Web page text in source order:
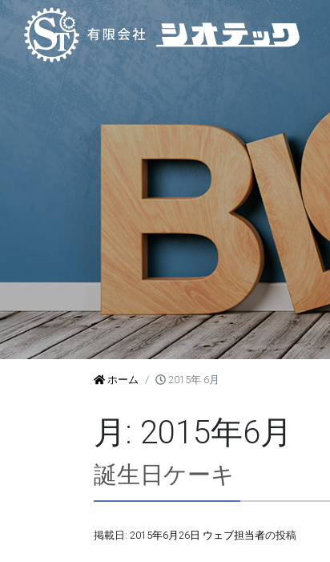
ホーム 2015年 6月
月: 2015年6月
誕生日ケーキ
掲載日: 2015年6月26日 ウェブ担当者の投稿